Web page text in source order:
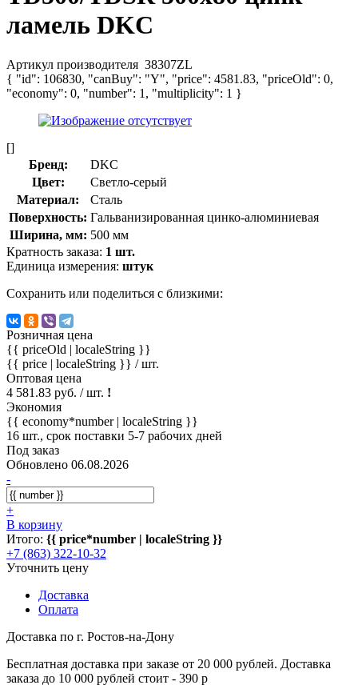
ламель DKC
Артикул производителя 38307ZL
{ "id": 106830, "canBuy": "Y", "price": 4581.83, "priceOld": 0,
"economy": 0, "number": 1, "multiplicity": 1 }
[]
Бренд:
DKC
Цвет:
Светло-серый
Материал:
Сталь
Поверхность: Гальванизированная цинко-алюминиевая
Ширина, мм: 500 мм
Кратность заказа: 1 шт.
Единица измерения: штук
Сохранить или поделиться с близкими:
Розничная цена
{{ priceOld | localeString }}
{{ price | localeString }} / шт.
Оптовая цена
4 581.83 руб. / шт. !
Экономия
{{ economy*number | localeString }}
16 шт., срок поставки 5-7 рабочих дней
Под заказ
Обновлено 06.08.2026
-
+
В корзину
Итого: {{ price*number | localeString }}
+7 (863) 322-10-32
Уточнить цену
Доставка
Оплата
Доставка по г. Ростов-на-Дону
Бесплатная доставка при заказе от 20 000 рублей. Доставка
заказа до 10 000 рублей стоит - 390 р